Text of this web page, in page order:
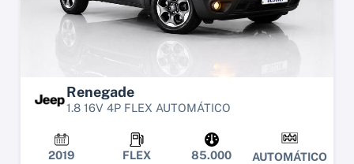
Renegade
1.8 16V 4P FLEX AUTOMÁTICO
2019 FLEX 85.000 AUTOMÁTICO